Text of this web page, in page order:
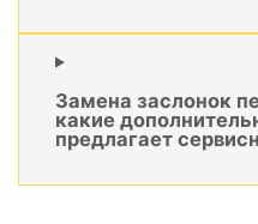
Замена заслонок
какие
предлагает